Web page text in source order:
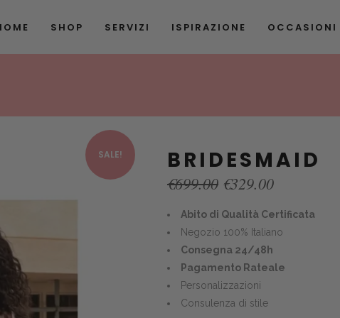
SHOP SERVIZI ISPIRAZIONE OCCASIONI
SALE! BRIDESMAID
€699.00 Original
was:
€699.00.
€329.00Current
is:
€329.00.
Abito di Qualità Certificata
Negozio 100% Italiano
Consegna 24/48h
Pagamento Rateale
Personalizzazioni
Consulenza di stile